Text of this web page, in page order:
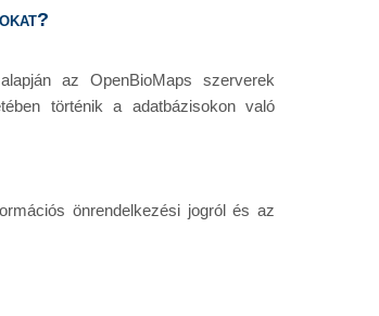
az OpenBioMaps szerverek
történik a adatbázisokon való
önrendelkezési jogról és az